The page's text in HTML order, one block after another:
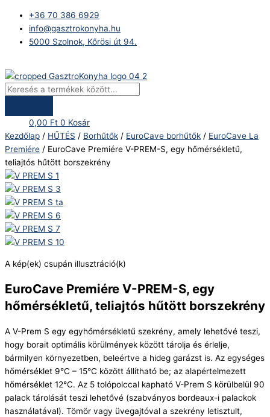
content
+36 70 386 6929
info@gasztrokonyha.hu
5000 Szolnok, Kőrösi út 94.
search
0,00 Ft 0 Kosár
Kezdőlap / HŰTÉS / Borhűtők / EuroCave borhűtők / EuroCave La
Premiére / EuroCave Premiére V-PREM-S, egy hőmérsékletű,
teliajtós hűtött borszekrény
A kép(ek) csupán illusztráció(k)
EuroCave Premiére V-PREM-S, egy
hőmérsékletű, teliajtós hűtött borszekrény
A V-Prem S egy egyhőmérsékletű szekrény, amely lehetővé teszi,
hogy borait optimális körülmények között tárolja és érlelje,
bármilyen környezetben, beleértve a hideg garázst is. Az egységes
hőmérséklet 9°C – 15°C között állítható be; az alapértelmezett
hőmérséklet 12°C. Az 5 tolópolccal kapható V-Prem S körülbelül 90
palack tárolását teszi lehetővé (szabványos bordeaux-i palackok
használatával). Tömör vagy üvegajtóval a szekrény letisztult,
Premiére
V-
PREM-
egy
hőmérsékletű,
teliajtós
borszekrény
mennyiség